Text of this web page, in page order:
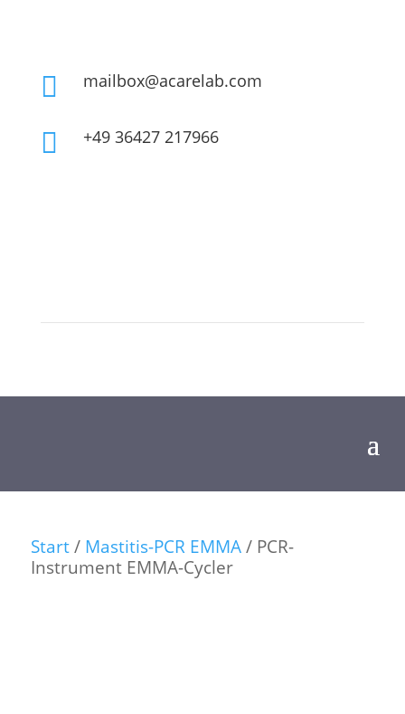
 mailbox@acarelab.com
 +49 36427 217966
Start/ Mastitis-PCR EMMA/ PCR-
Instrument EMMA-Cycler